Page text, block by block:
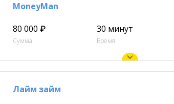
MoneyMan
80 000 ₽
Сумма
30 минут
Время
Лайм займ